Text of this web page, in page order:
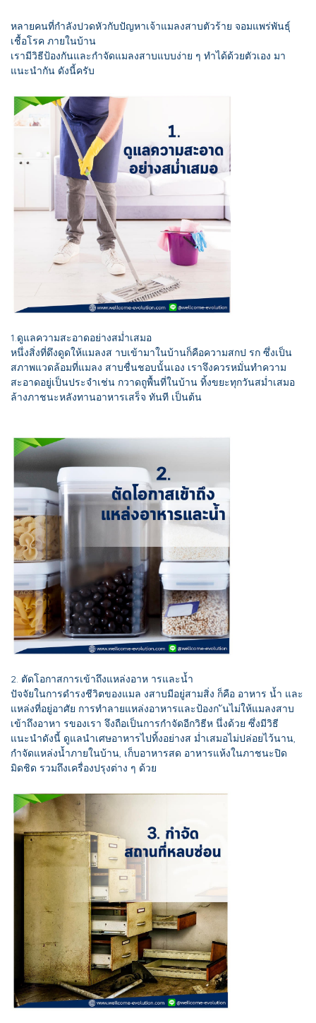
หลายคนที่กำลังปวดหัวกับปัญหาเจ้าแมลงสาบตัวร้าย จอมแพร่พันธ์ุ
เชื้อโรค ภายในบ้าน
เรามีวิธีป้องกันและกำจัดแมลงสาบแบบง่าย ๆ ทำได้ด้วยตัวเอง มา
แนะนำกัน ดังนี้ครับ
1.ดูแลความสะอาดอย่างสม่ำเสมอ
หนึ่งสิ่งที่ดึงดูดให้แมลงส าบเข้ามาในบ้านก็คือความสกป รก ซึ่งเป็น
สภาพแวดล้อมที่แมลง สาบชื่นชอบนั้นเอง เราจึงควรหมั่นทำความ
สะอาดอยู่เป็นประจำเช่น กวาดถูพื้นที่ในบ้าน ทิ้งขยะทุกวันสม่ำเสมอ
ล้างภาชนะหลังทานอาหารเสร็จ ทันที เป็นต้น
2. ตัดโอกาสการเข้าถึงแหล่งอาห ารและน้ำ
ปัจจัยในการดำรงชีวิตของแมล งสาบมีอยู่สามสิ่ง ก็คือ อาหาร น้ำ และ
แหล่งที่อยู่อาศัย การทำลายแหล่งอาหารและป้องก ันไม่ให้แมลงสาบ
เข้าถึงอาหา รของเรา จึงถือเป็นการกำจัดอีกวิธีห นึ่งด้วย ซึ่งมีวิธี
แนะนำดังนี้ ดูแลนำเศษอาหารไปทิ้งอย่างส ม่ำเสมอไม่ปล่อยไว้นาน,
กำจัดแหล่งน้ำภายในบ้าน, เก็บอาหารสด อาหารแห้งในภาชนะปิด
มิดชิด รวมถึงเครื่องปรุงต่าง ๆ ด้วย